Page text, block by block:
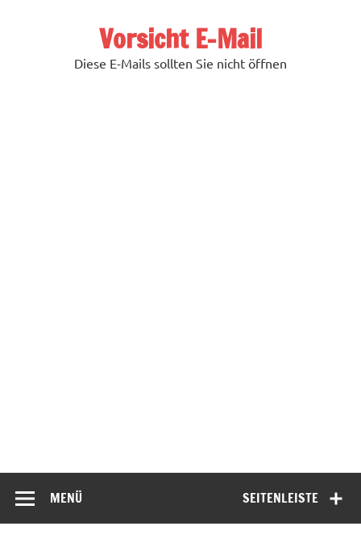
Vorsicht E-Mail
Diese E-Mails sollten Sie nicht öffnen
SEITENLEISTE
MENÜ